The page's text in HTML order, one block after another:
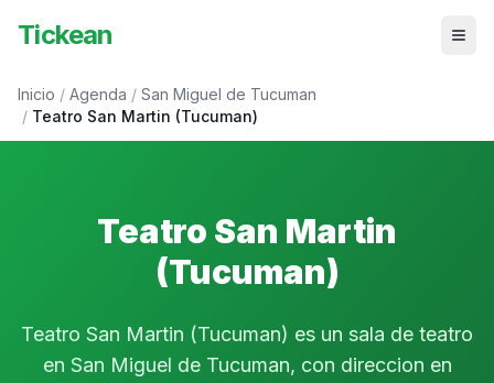
Tickean
Inicio / Agenda / San Miguel de Tucuman
/ Teatro San Martin (Tucuman)
Teatro San Martin
(Tucuman)
Teatro San Martin (Tucuman) es un sala de teatro
en San Miguel de Tucuman, con direccion en